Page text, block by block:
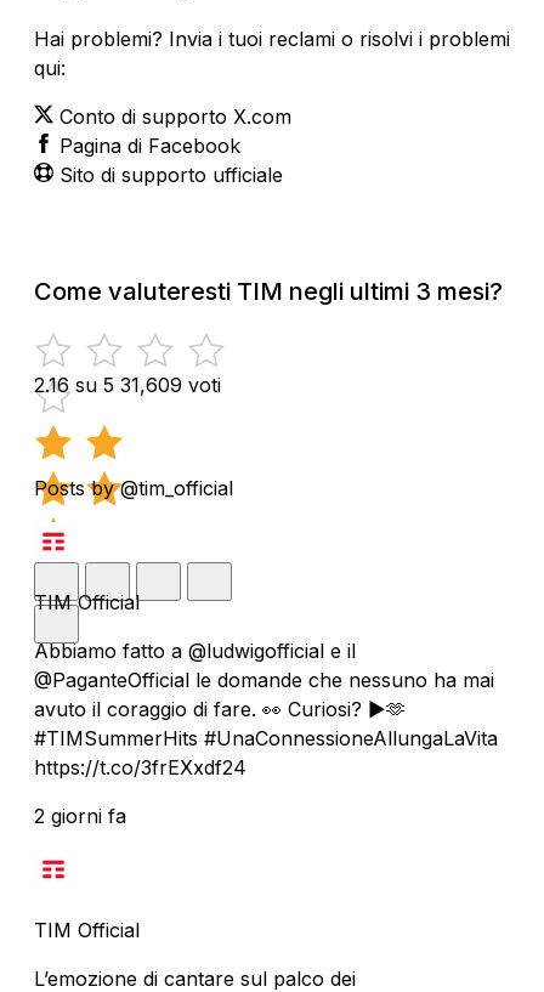
Hai problemi? Invia i tuoi reclami o risolvi i problemi
qui:
Conto di supporto X.com
Pagina di Facebook
Sito di supporto ufficiale
Come valuteresti TIM negli ultimi 3 mesi?
2.16 su 5 31,609 voti
Posts by @tim_official
TIM Official
Abbiamo fatto a @ludwigofficial e il
@PaganteOfficial le domande che nessuno ha mai
avuto il coraggio di fare. 👀 Curiosi? ▶️🫶
#TIMSummerHits #UnaConnessioneAllungaLaVita
https://t.co/3frEXxdf24
2 giorni fa
TIM Official
L’emozione di cantare sul palco dei